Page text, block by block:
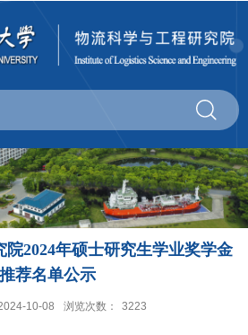
2024年硕士研究生学业奖学金
推荐名单公示
10-08 浏览次数： 3223